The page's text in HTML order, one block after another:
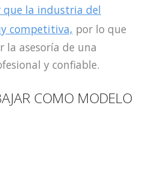
la industria del
competitiva, por lo que
la asesoría de una
y confiable.
COMO MODELO